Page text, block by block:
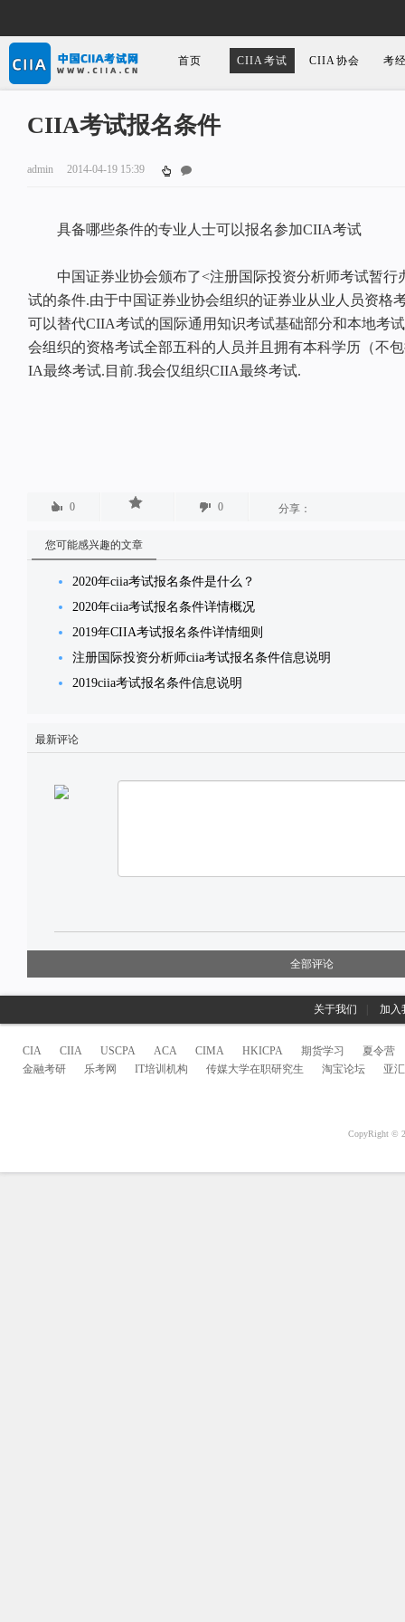
首页 CIIA考试 CIIA协会 考
CIIA考试报名条件
admin 2014-04-19 15:39
具备哪些条件的专业人士可以报名参加CIIA考试
中国证券业协会颁布了<注册国际投资分析师考试暂行
试的条件.由于中国证券业协会组织的证券业从业人员资格
可以替代CIIA考试的国际通用知识考试基础部分和本地考
会组织的资格考试全部五科的人员并且拥有本科学历（不
IA最终考试.目前.我会仅组织CIIA最终考试.
0 0 分享：
您可能感兴趣的文章
2020年ciia考试报名条件是什么？
2020年ciia考试报名条件详情概况
2019年CIIA考试报名条件详情细则
注册国际投资分析师ciia考试报名条件信息说明
2019ciia考试报名条件信息说明
最新评论
全部评论
关于我们 加入
CIA CIIA USCPA ACA CIMA HKICPA 期货学习
夏令营
金融考研
乐考网 IT培训机构 传媒大学在职研究生 淘宝论坛 亚
CopyRight ©